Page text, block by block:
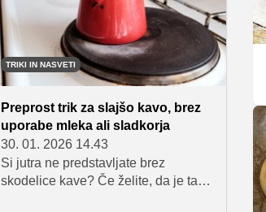
Morda bo to povsem dovolj.
TRIKI IN NASVETI
Preprost trik za slajšo kavo, brez
uporabe mleka ali sladkorja
30. 01. 2026 14.43
Si jutra ne predstavljate brez
skodelice kave? Če želite, da je ta